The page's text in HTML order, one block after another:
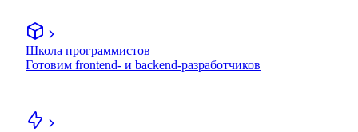
Школа программистов
Готовим frontend- и backend-разработчиков